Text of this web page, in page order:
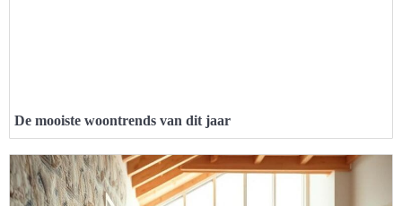
De mooiste woontrends van dit jaar